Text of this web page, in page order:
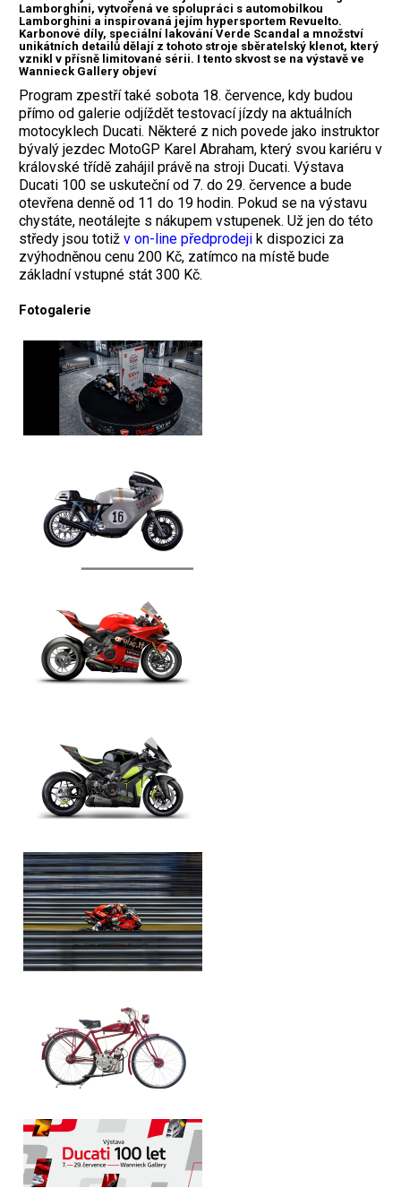
Lamborghini, vytvořená ve spolupráci s automobilkou
Lamborghini a inspirovaná jejím hypersportem Revuelto.
Karbonové díly, speciální lakování Verde Scandal a množství
unikátních detailů dělají z tohoto stroje sběratelský klenot, který
vznikl v přísně limitované sérii. I tento skvost se na výstavě ve
Wannieck Gallery objeví
Program zpestří také sobota 18. července, kdy budou
přímo od galerie odjíždět testovací jízdy na aktuálních
motocyklech Ducati. Některé z nich povede jako instruktor
bývalý jezdec MotoGP Karel Abraham, který svou kariéru v
královské třídě zahájil právě na stroji Ducati. Výstava
Ducati 100 se uskuteční od 7. do 29. července a bude
otevřena denně od 11 do 19 hodin. Pokud se na výstavu
chystáte, neotálejte s nákupem vstupenek. Už jen do této
středy jsou totiž v on-line předprodeji k dispozici za
zvýhodněnou cenu 200 Kč, zatímco na místě bude
základní vstupné stát 300 Kč.
Fotogalerie